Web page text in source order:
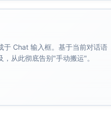
品需求（用户提供）
槛较高（来源：行业常识性判
用户提供的温显贴纸竞品）
：品类供给特性，一般性行业认
Chat 输入框。基于当前对话语
从此彻底告别"手动搬运"。